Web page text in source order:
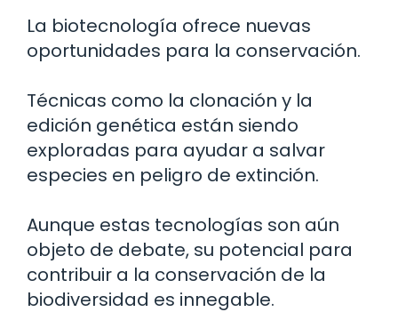
La biotecnología ofrece nuevas
oportunidades para la conservación.
Técnicas como la clonación y la
edición genética están siendo
exploradas para ayudar a salvar
especies en peligro de extinción.
Aunque estas tecnologías son aún
objeto de debate, su potencial para
contribuir a la conservación de la
biodiversidad es innegable.